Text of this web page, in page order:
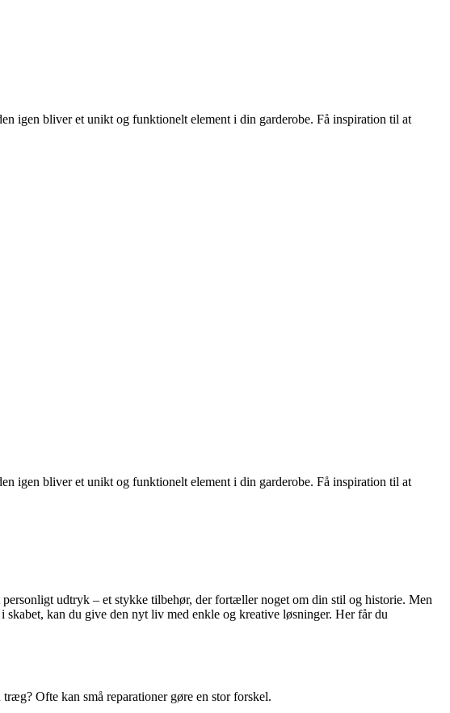
igen bliver et unikt og funktionelt element i din garderobe. Få inspiration til at
igen bliver et unikt og funktionelt element i din garderobe. Få inspiration til at
udtryk – et stykke tilbehør, der fortæller noget om din stil og historie. Men
kan du give den nyt liv med enkle og kreative løsninger. Her får du
Ofte kan små reparationer gøre en stor forskel.